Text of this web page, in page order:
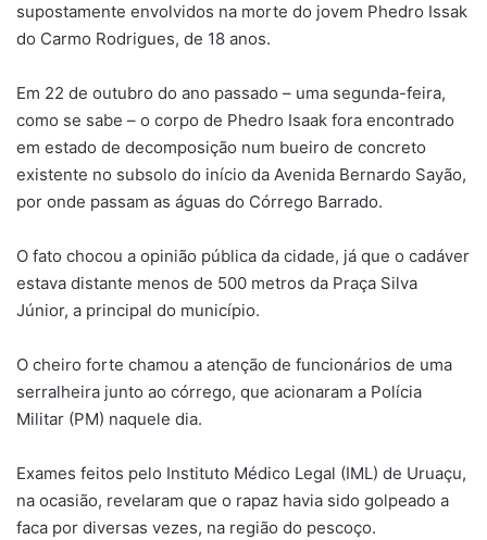
supostamente envolvidos na morte do jovem Phedro Issak
do Carmo Rodrigues, de 18 anos.
Em 22 de outubro do ano passado – uma segunda-feira,
como se sabe – o corpo de Phedro Isaak fora encontrado
em estado de decomposição num bueiro de concreto
existente no subsolo do início da Avenida Bernardo Sayão,
por onde passam as águas do Córrego Barrado.
O fato chocou a opinião pública da cidade, já que o cadáver
estava distante menos de 500 metros da Praça Silva
Júnior, a principal do município.
O cheiro forte chamou a atenção de funcionários de uma
serralheira junto ao córrego, que acionaram a Polícia
Militar (PM) naquele dia.
Exames feitos pelo Instituto Médico Legal (IML) de Uruaçu,
na ocasião, revelaram que o rapaz havia sido golpeado a
faca por diversas vezes, na região do pescoço.